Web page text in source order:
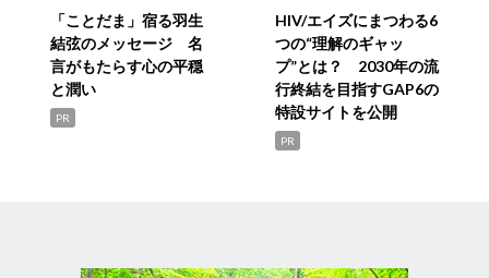
「ことだま」宿る羽生
結弦のメッセージ 名
言がもたらす心の平穏
と潤い
PR
HIV/エイズにまつわる6
つの“理解のギャッ
プ”とは？ 2030年の流
行終結を目指すGAP6の
特設サイトを公開
PR